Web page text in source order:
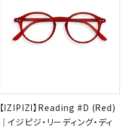
【IZIPIZI】Reading #D (Red)
｜イジピジ・リーディング・ディ